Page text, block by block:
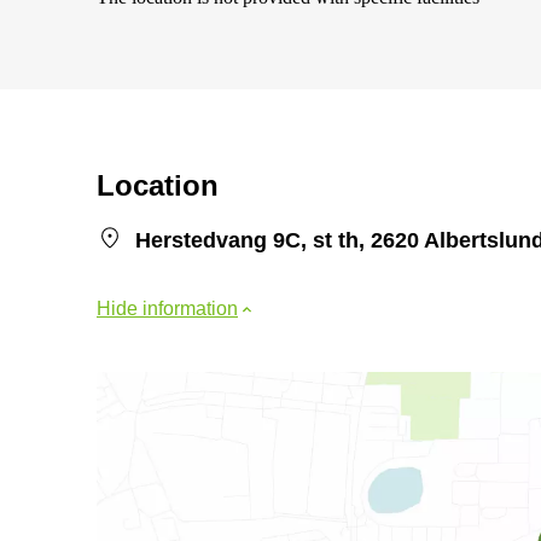
Location
Herstedvang 9C, st th, 2620
Hide information